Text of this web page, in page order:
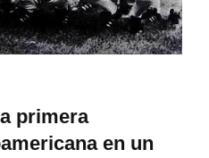
primera
en un